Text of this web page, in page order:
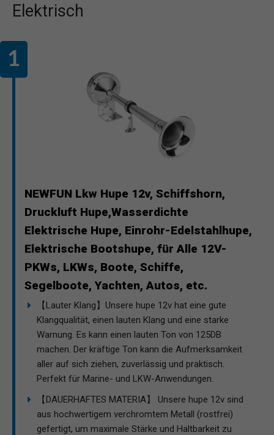
Elektrisch
NEWFUN Lkw Hupe 12v, Schiffshorn,
Druckluft Hupe,Wasserdichte
Elektrische Hupe, Einrohr-Edelstahlhupe,
Elektrische Bootshupe, für Alle 12V-
PKWs, LKWs, Boote, Schiffe,
Segelboote, Yachten, Autos, etc.
【Lauter Klang】Unsere hupe 12v hat eine gute
Klangqualität, einen lauten Klang und eine starke
Warnung. Es kann einen lauten Ton von 125DB
machen. Der kräftige Ton kann die Aufmerksamkeit
aller auf sich ziehen, zuverlässig und praktisch.
Perfekt für Marine- und LKW-Anwendungen.
【DAUERHAFTES MATERIA】 Unsere hupe 12v sind
aus hochwertigem verchromtem Metall (rostfrei)
gefertigt, um maximale Stärke und Haltbarkeit zu